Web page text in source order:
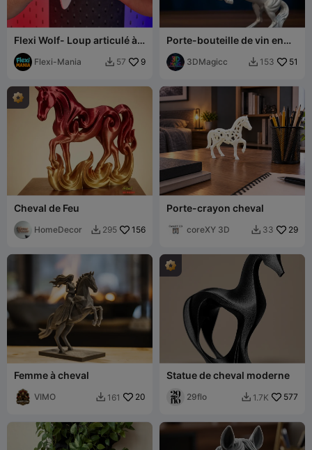
Flexi Wolf- Loup articulé à
imprimer en place – Sans
supportsFlexi-Mania  57 9
Porte-bouteille de vin en
forme de cheval
3DMagicc  153 51
Cheval de Feu
HomeDecor  295 156
Porte-crayon cheval
coreXY 3D  33 29
Femme à cheval
VIMO  161 20
Statue de cheval moderne
29flo  1.7K 577